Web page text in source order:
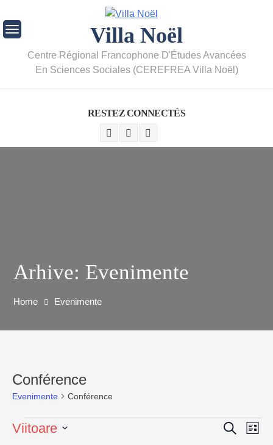
Villa Noël
Centre Régional Francophone D'Études Avancées
En Sciences Sociales (CEREFREA Villa Noël)
RESTEZ CONNECTÉS
Arhive: Evenimente
Home Evenimente
Conférence
Evenimente Conférence
Caută
Listă
Viitoare